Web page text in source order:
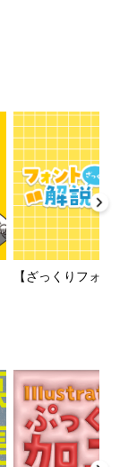
【ざっくりフォン